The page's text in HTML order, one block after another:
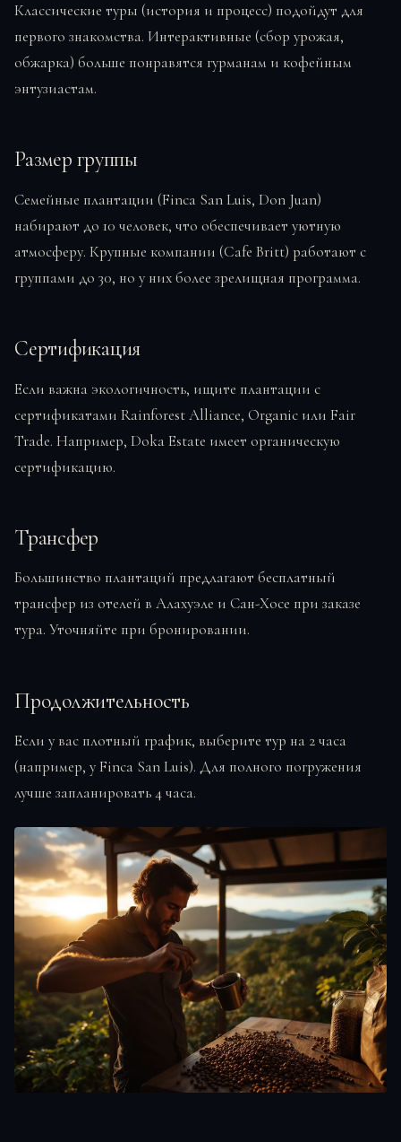
Классические туры (история и процесс) подойдут для
первого знакомства. Интерактивные (сбор урожая,
обжарка) больше понравятся гурманам и кофейным
энтузиастам.
Размер группы
Семейные плантации (Finca San Luis, Don Juan)
набирают до 10 человек, что обеспечивает уютную
атмосферу. Крупные компании (Cafe Britt) работают с
группами до 30, но у них более зрелищная программа.
Сертификация
Если важна экологичность, ищите плантации с
сертификатами Rainforest Alliance, Organic или Fair
Trade. Например, Doka Estate имеет органическую
сертификацию.
Трансфер
Большинство плантаций предлагают бесплатный
трансфер из отелей в Алахуэле и Сан-Хосе при заказе
тура. Уточняйте при бронировании.
Продолжительность
Если у вас плотный график, выберите тур на 2 часа
(например, у Finca San Luis). Для полного погружения
лучше запланировать 4 часа.